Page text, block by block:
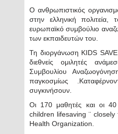
Ο ανθρωπιστικός
στην ελληνική πολιτεία,
ευρωπαϊκό συμβούλιο
των εκπαιδευτών του.
Τη διοργάνωση KIDS
διεθνείς ομιλητές
Συμβουλίου
παγκοσμίως
συγκινήσουν.
Οι 170 μαθητές και οι
children lifesaving ¨
Health Organization.